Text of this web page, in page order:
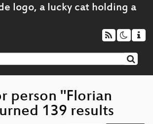
person "Florian
139 results